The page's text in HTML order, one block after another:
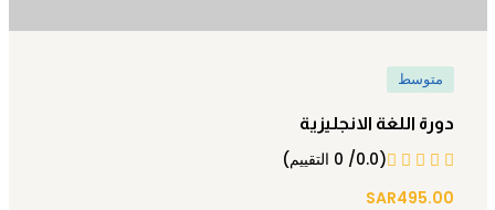
متوسط
دورة اللغة الانجليزية
(0.0/ 0 التقييم)
SAR495.00